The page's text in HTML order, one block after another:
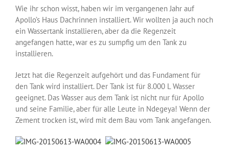
Projecten
Nieuws
Sponsoring
Over ons
Wie ihr schon wisst, haben wir im vergangenen Jahr auf
Apollo’s Haus Dachrinnen installiert. Wir wollten ja auch noch
ein Wassertank installieren, aber da die Regenzeit
angefangen hatte, war es zu sumpfig um den Tank zu
installieren.
Jetzt hat die Regenzeit aufgehört und das Fundament für
den Tank wird installiert. Der Tank ist für 8.000 L Wasser
geeignet. Das Wasser aus dem Tank ist nicht nur für Apollo
und seine Familie, aber für alle Leute in Ndegeya! Wenn der
Zement trocken ist, wird mit dem Bau vom Tank angefangen.